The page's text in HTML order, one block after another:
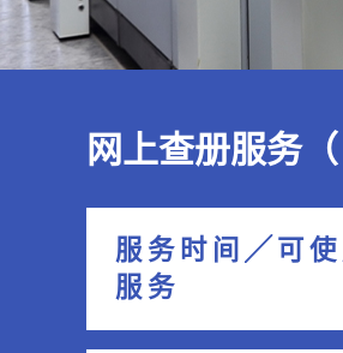
网上查册服务
服 务 时 间 ╱ 可 使
服 务